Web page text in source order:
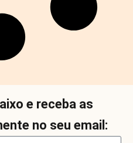
e receba as
no seu email: